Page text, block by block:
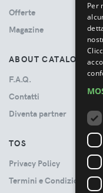
Offerte
Magazine
ABOUT CATALOVE
F.A.Q.
Contatti
Diventa partner
TOS
Privacy Policy
Termini e Condizioni
Per